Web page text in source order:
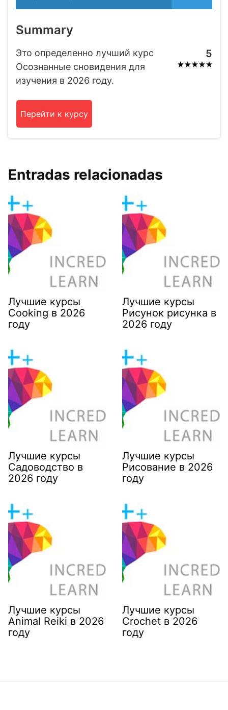
Summary
Это определенно лучший курс
Осознанные сновидения для
изучения в 2026 году.
5
Перейти к курсу
Entradas relacionadas
Лучшие курсы
Cooking в 2026
году
Лучшие курсы
Рисунок рисунка в
2026 году
Лучшие курсы
Садоводство в
2026 году
Лучшие курсы
Рисование в 2026
году
Лучшие курсы
Animal Reiki в 2026
году
Лучшие курсы
Crochet в 2026
году